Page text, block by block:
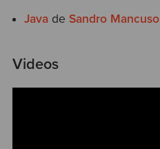
Java de Sandro Mancuso
Videos